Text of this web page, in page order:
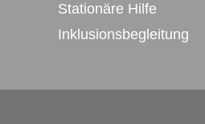
Stationäre Hilfe
Inklusionsbegleitung